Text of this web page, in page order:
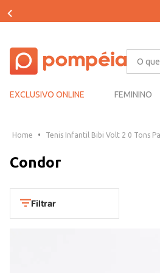
O que
EXCLUSIVO ONLINE FEMININO
Tenis Infantil Bibi Volt 2 0 Tons
Condor
Filtrar